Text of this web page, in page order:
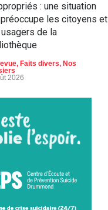
: une situation
les citoyens et
usagers de la
, Faits divers, Nos
2026